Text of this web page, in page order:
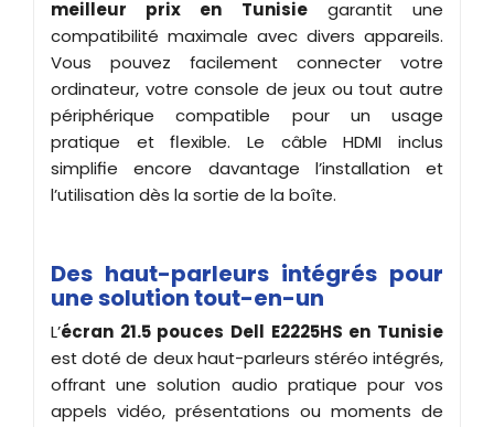
meilleur prix en Tunisiegarantit une
compatibilité maximale avec divers appareils.
Vous pouvez facilement connecter votre
ordinateur, votre console de jeux ou tout autre
périphérique compatible pour un usage
pratique et flexible. Le câble HDMI inclus
simplifie encore davantage l’installation et
l’utilisation dès la sortie de la boîte.
Des haut-parleurs intégrés pour
une solution tout-en-un
L’écran 21.5 pouces Dell E2225HS en Tunisie
est doté de deux haut-parleurs stéréo intégrés,
offrant une solution audio pratique pour vos
appels vidéo, présentations ou moments de